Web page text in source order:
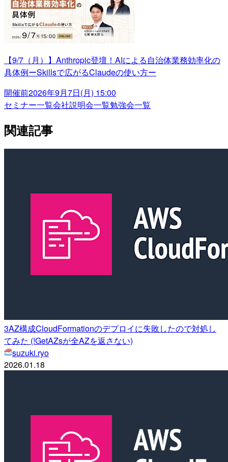
【9/7（月）】Anthropic登壇！AIによる自治体業務効率化の
具体例ーSkillsで広がるClaudeの使い方ー
開催前2026年9月7日(月) 15:00
セミナー一覧会社説明会一覧勉強会一覧
関連記事
3AZ構成CloudFormationのデプロイに失敗したので対処し
てみた (!GetAZsが全AZを返さない)
suzuki.ryo
2026.01.18